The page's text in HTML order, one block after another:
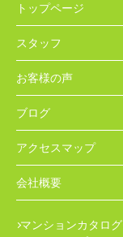
トップページ
スタッフ
お客様の声
ブログ
アクセスマップ
会社概要
マンションカタログ